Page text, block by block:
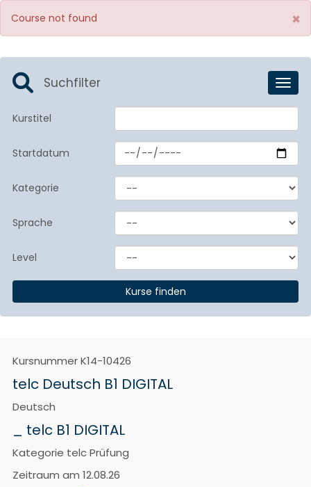
×
Course not found
Suchfilter
Kurstitel
Startdatum
Kategorie
Sprache
Level
KursnummerK14-10426
telc Deutsch B1 DIGITAL
Deutsch
_ telc B1 DIGITAL
Kategorie telc Prüfung
Zeitraum am 12.08.26